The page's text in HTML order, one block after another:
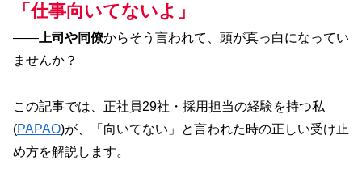
「仕事向いてないよ」
―― 上司や同僚からそう言われて、頭が真っ白になってい
ませんか？
この記事では、正社員29社・採用担当の経験を持つ私
(PAPAO)が、「向いてない」と言われた時の正しい受け止
め方を解説します。